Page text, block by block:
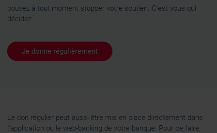
pouvez à tout moment stopper votre soutien. C'est vous qui
décidez.
Je donne régulièrement
Le don régulier peut aussi être mis en place directement dans
l'application ou le web-banking de votre banque. Pour ce faire,